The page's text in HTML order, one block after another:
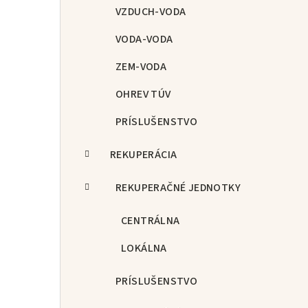
VZDUCH-VODA
VODA-VODA
ZEM-VODA
OHREV TÚV
PRÍSLUŠENSTVO
REKUPERÁCIA
REKUPERAČNÉ JEDNOTKY
CENTRÁLNA
LOKÁLNA
PRÍSLUŠENSTVO